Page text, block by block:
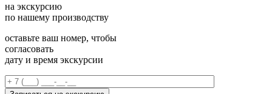
на экскурсию
по нашему производству
оставьте ваш номер, чтобы
согласовать
дату и время экскурсии